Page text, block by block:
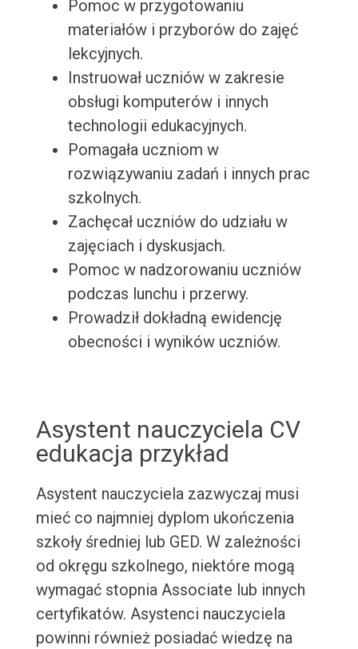
Pomoc w przygotowaniu
materiałów i przyborów do zajęć
lekcyjnych.
Instruował uczniów w zakresie
obsługi komputerów i innych
technologii edukacyjnych.
Pomagała uczniom w
rozwiązywaniu zadań i innych prac
szkolnych.
Zachęcał uczniów do udziału w
zajęciach i dyskusjach.
Pomoc w nadzorowaniu uczniów
podczas lunchu i przerwy.
Prowadził dokładną ewidencję
obecności i wyników uczniów.
Asystent nauczyciela CV
edukacja przykład
Asystent nauczyciela zazwyczaj musi
mieć co najmniej dyplom ukończenia
szkoły średniej lub GED. W zależności
od okręgu szkolnego, niektóre mogą
wymagać stopnia Associate lub innych
certyfikatów. Asystenci nauczyciela
powinni również posiadać wiedzę na